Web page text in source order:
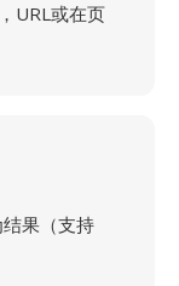
URL或在页
果（支持